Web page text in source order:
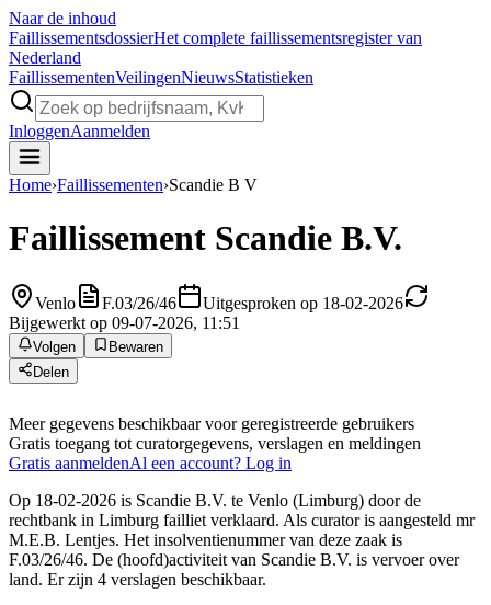
Naar de inhoud
FaillissementsdossierHet complete faillissementsregister van
Nederland
FaillissementenVeilingenNieuwsStatistieken
InloggenAanmelden
Home›Faillissementen›Scandie B V
Faillissement Scandie B.V.
Venlo F.03/26/46
Uitgesproken op 18-02-2026
Bijgewerkt op 09-07-2026, 11:51
Volgen
Bewaren
Delen
Meer gegevens beschikbaar voor geregistreerde gebruikers
Gratis toegang tot curatorgegevens, verslagen en meldingen
Gratis aanmeldenAl een account? Log in
Op 18-02-2026 is Scandie B.V. te Venlo (Limburg) door de
rechtbank in Limburg failliet verklaard. Als curator is aangesteld mr
M.E.B. Lentjes. Het insolventienummer van deze zaak is
F.03/26/46. De (hoofd)activiteit van Scandie B.V. is vervoer over
land. Er zijn 4 verslagen beschikbaar.